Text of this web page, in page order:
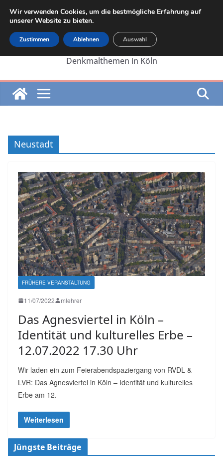
Zum
Inhalt
springen
Die Internetseite von Martin Lehrer zu
Denkmalthemen in Köln
Neustadt
FRÜHERE VERANSTALTUNG
11/07/2022 mlehrer
Das Agnesviertel in Köln –
Identität und kulturelles Erbe –
12.07.2022 17.30 Uhr
Wir laden ein zum Feierabendspaziergang von RVDL &
LVR: Das Agnesviertel in Köln – Identität und kulturelles
Erbe am 12.
Weiterlesen
Jüngste Beiträge
Wir verwenden Cookies, um die bestmögliche Erfahrung auf
unserer Website zu bieten.
Zustimmen Ablehnen Auswahl